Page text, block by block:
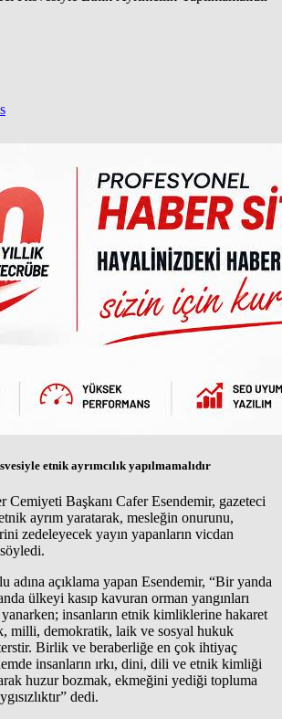
etnik ayrımcılık yapılmamalıdır
Cemiyeti Başkanı Cafer Esendemir, gazeteci
ayrım yaratarak, mesleğin onurunu,
zedeleyecek yayın yapanların vicdan
açıklama yapan Esendemir, “Bir yanda
ülkeyi kasıp kavuran orman yangınları
insanların etnik kimliklerine hakaret
milli, demokratik, laik ve sosyal hukuk
terstir. Birlik ve beraberliğe en çok ihtiyaç
insanların ırkı, dini, dili ve etnik kimliği
huzur bozmak, ekmeğini yediği topluma
dedi.